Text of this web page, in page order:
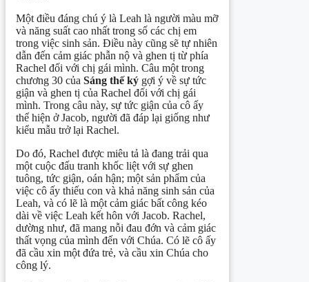
Một điều đáng chú ý là Leah là người màu mỡ
và năng suất cao nhất trong số các chị em
trong việc sinh sản. Điều này cũng sẽ tự nhiên
dẫn đến cảm giác phẫn nộ và ghen tị từ phía
Rachel đối với chị gái mình. Câu một trong
chương 30 của Sáng thế ký gợi ý về sự tức
giận và ghen tị của Rachel đối với chị gái
mình. Trong câu này, sự tức giận của cô ấy
thể hiện ở Jacob, người đã đáp lại giống như
kiểu mẫu trở lại Rachel.
Do đó, Rachel được miêu tả là đang trải qua
một cuộc đấu tranh khốc liệt với sự ghen
tuông, tức giận, oán hận; một sản phẩm của
việc cô ấy thiếu con và khả năng sinh sản của
Leah, và có lẽ là một cảm giác bất công kéo
dài về việc Leah kết hôn với Jacob. Rachel,
dường như, đã mang nỗi đau đớn và cảm giác
thất vọng của mình đến với Chúa. Có lẽ cô ấy
đã cầu xin một đứa trẻ, và cầu xin Chúa cho
công lý.